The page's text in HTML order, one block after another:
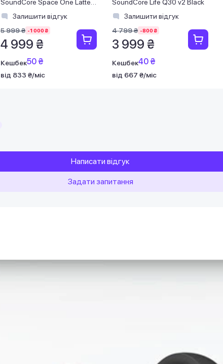
SoundСore Space One Latte
Cream
Залишити відгук
5 999 ₴ -1 000 ₴
4 999 ₴
Кешбек50 ₴
від 833 ₴/міс
SoundСore Life Q30 v2 Black
Залишити відгук
4 799 ₴ -800 ₴
3 999 ₴
Кешбек40 ₴
від 667 ₴/міс
Написати відгук
Задати запитання